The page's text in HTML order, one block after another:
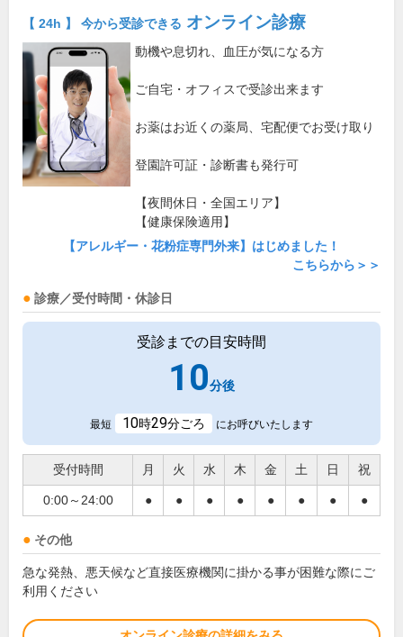
【 24h 】 今から受診できる オンライン診療
動機や息切れ、血圧が気になる方
ご自宅・オフィスで受診出来ます
お薬はお近くの薬局、宅配便でお受け取り
登園許可証・診断書も発行可
【夜間休日・全国エリア】
【健康保険適用】
【アレルギー・花粉症専門外来】はじめました！
こちらから＞＞
診療／受付時間・休診日
受診までの目安時間
10分後
最短 10時29分ごろ にお呼びいたします
受付時間 月 火 水 木 金 土 日 祝
0:00～24:00 ● ● ● ● ● ● ● ●
その他
急な発熱、悪天候など直接医療機関に掛かる事が困難な際にご
利用ください